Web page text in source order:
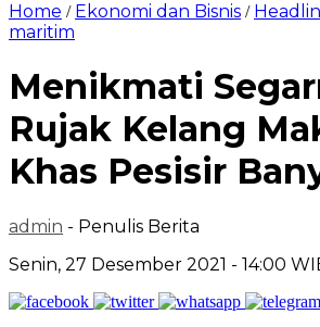
Home / Ekonomi dan Bisnis /
maritim
Menikmati
Rujak Kelang
Khas Pesisir
admin - Penulis Berita
Senin, 27 Desember 2021 - 14:00